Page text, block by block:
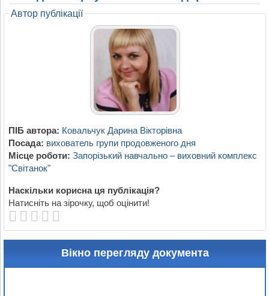
Автор публікації
ПІБ автора: Ковальчук Дарина Вікторівна
Посада: вихователь групи продовженого дня
Місце роботи: Запорізький навчально – виховний комплекс
"Світанок"
Наскільки корисна ця публікація?
Натисніть на зірочку, щоб оцінити!
Вікно перегляду документа